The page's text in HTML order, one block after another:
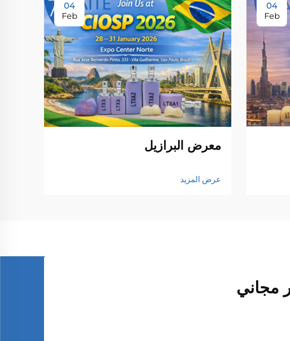
04
Feb
04
Feb
معرض البرازيل
عرض المزيد
مجاني